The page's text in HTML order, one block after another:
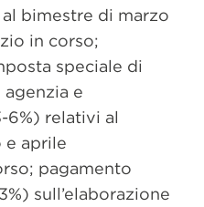
bimestre di marzo
in corso;
speciale di
e
6%) relativi al
e aprile
pagamento
sull’elaborazione